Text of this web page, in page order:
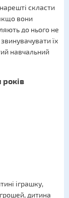
скласти
вони
до нього не
їх
навчальний
років
іграшку,
дитина